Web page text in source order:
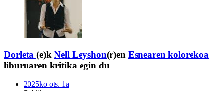
Dorleta (e)k Nell Leyshon(r)en Esnearen kolorekoa
liburuaren kritika egin du
2025ko ots. 1a